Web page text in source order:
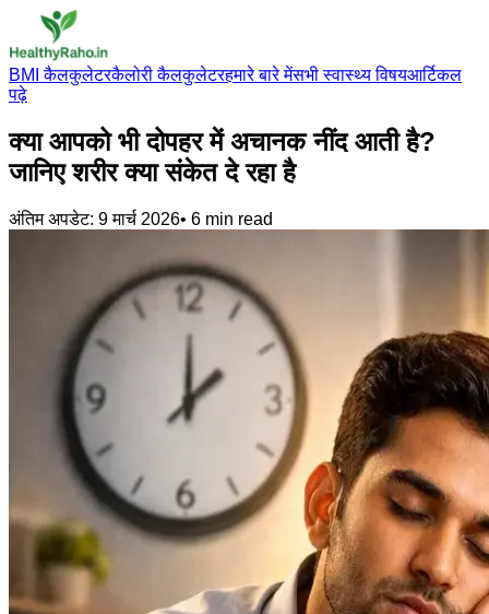
BMI कैलकुलेटरकैलोरी कैलकुलेटरहमारे बारे मेंसभी स्वास्थ्य विषयआर्टिकल
पढ़े
क्या आपको भी दोपहर में अचानक नींद आती है?
जानिए शरीर क्या संकेत दे रहा है
अंतिम अपडेट: 9 मार्च 2026• 6 min read